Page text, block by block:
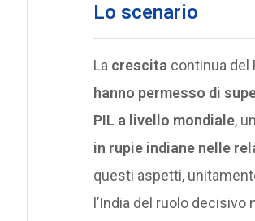
Lo scenario
La crescitacontinua del
hanno permesso di
PIL a livello mondiale,
in rupie indiane nelle
questi aspetti,
l’India del ruolo decisivo